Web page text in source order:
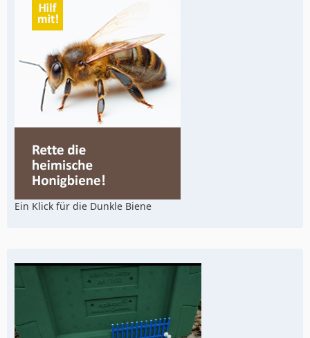
Ein Klick für die Dunkle Biene